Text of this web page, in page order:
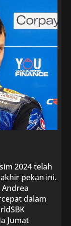
2024 telah
pekan ini.
dalam
Jumat